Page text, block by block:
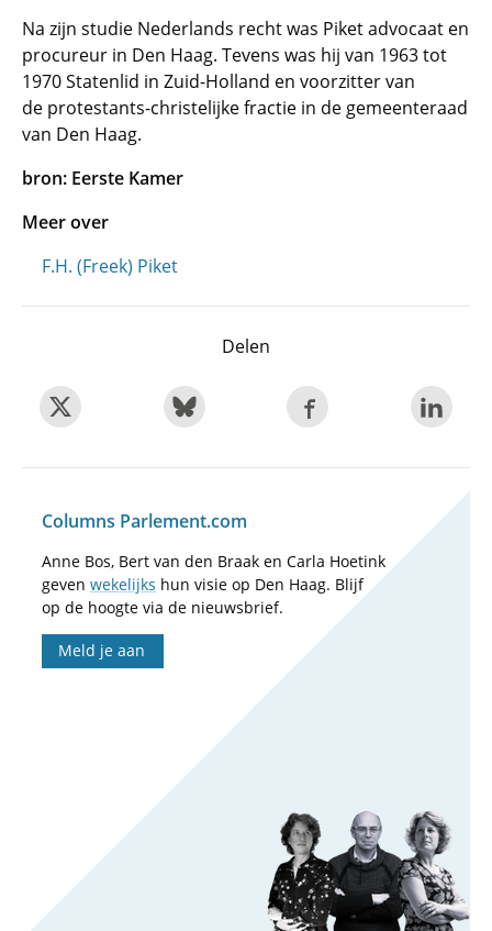
Na zijn studie Nederlands recht was Piket advocaat en
procureur in Den Haag. Tevens was hij van 1963 tot
1970 Statenlid in Zuid-Holland en voorzitter van
de protestants-christelijke fractie in de gemeenteraad
van Den Haag.
bron: Eerste Kamer
Meer over
F.H. (Freek) Piket
Delen
Columns Parlement.com
Anne Bos, Bert van den Braak en Carla Hoetink
geven wekelijks hun visie op Den Haag. Blijf
op de hoogte via de nieuwsbrief.
Meld je aan